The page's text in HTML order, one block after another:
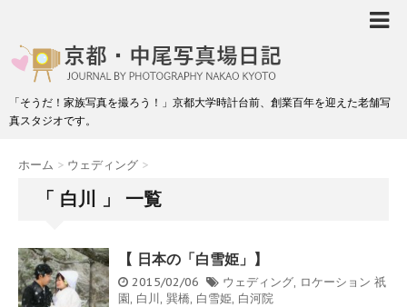
「そうだ！家族写真を撮ろう！」京都大学時計台前、創業百年を迎えた老舗写
真スタジオです。
ホーム > ウェディング >
「 白川 」 一覧
【 日本の「白雪姫」】
2015/02/06 ウェディング, ロケーション 祇
園, 白川, 巽橋, 白雪姫, 白河院